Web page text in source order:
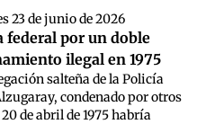
23 de junio de 2026
federal por un doble
ilegal en 1975
salteña de la Policía
condenado por otros
de abril de 1975 habría